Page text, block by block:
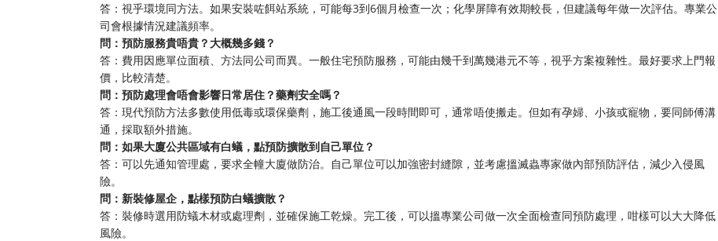
答：視乎環境同方法。如果安裝咗餌站系統，可能每3到6個月檢查一次；化學屏障有效期較長，但建議每年做一次評估。專業公
司會根據情況建議頻率。
問：預防服務貴唔貴？大概幾多錢？
答：費用因應單位面積、方法同公司而異。一般住宅預防服務，可能由幾千到萬幾港元不等，視乎方案複雜性。最好要求上門報
價，比較清楚。
問：預防處理會唔會影響日常居住？藥劑安全嗎？
答：現代預防方法多數使用低毒或環保藥劑，施工後通風一段時間即可，通常唔使搬走。但如有孕婦、小孩或寵物，要同師傅溝
通，採取額外措施。
問：如果大廈公共區域有白蟻，點預防擴散到自己單位？
答：可以先通知管理處，要求全幢大廈做防治。自己單位可以加強密封縫隙，並考慮搵滅蟲專家做內部預防評估，減少入侵風
險。
問：新裝修屋企，點樣預防白蟻擴散？
答：裝修時選用防蟻木材或處理劑，並確保施工乾燥。完工後，可以搵專業公司做一次全面檢查同預防處理，咁樣可以大大降低
風險。